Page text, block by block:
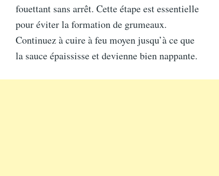
fouettant sans arrêt. Cette étape est essentielle
pour éviter la formation de grumeaux.
Continuez à cuire à feu moyen jusqu’à ce que
la sauce épaississe et devienne bien nappante.